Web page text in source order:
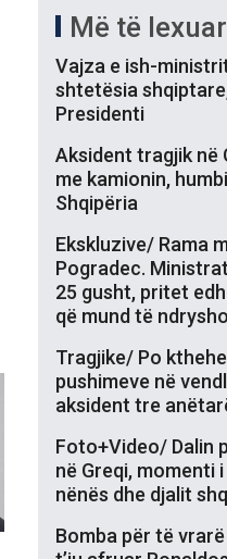
Më të
Vajza e ish-
shtetësia
Presidenti
Aksident tragjik në
me kamionin,
Shqipëria
Ekskluzive/ Rama
Pogradec.
25 gusht, pritet
që mund të
Tragjike/ Po
pushimeve në
aksident tre
Foto+Video/ Dalin
në Greqi, momenti
nënës dhe djalit
Bomba për të